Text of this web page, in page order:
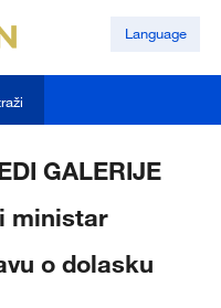
Language
GALERIJE
ministar
o dolasku